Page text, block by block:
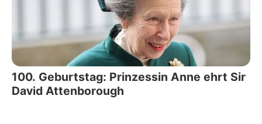
100. Geburtstag: Prinzessin Anne ehrt Sir
David Attenborough